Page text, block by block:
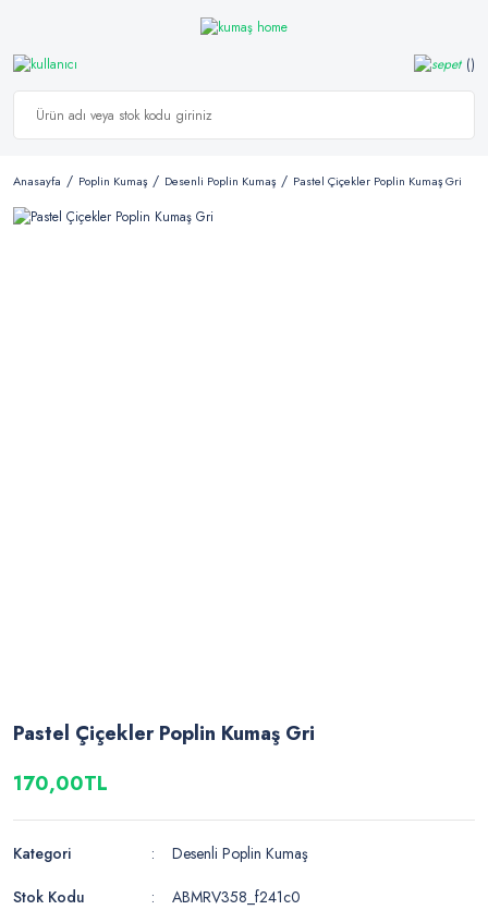
Anasayfa Poplin Kumaş Desenli Poplin Kumaş Pastel Çiçekler Poplin Kumaş Gri
Pastel Çiçekler Poplin Kumaş Gri
170,00TL
Kategori
Desenli Poplin Kumaş
Stok Kodu
ABMRV358_f241c0